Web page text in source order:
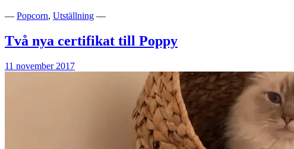
— Popcorn, Utställning —
Två nya certifikat till Poppy
11 november 2017